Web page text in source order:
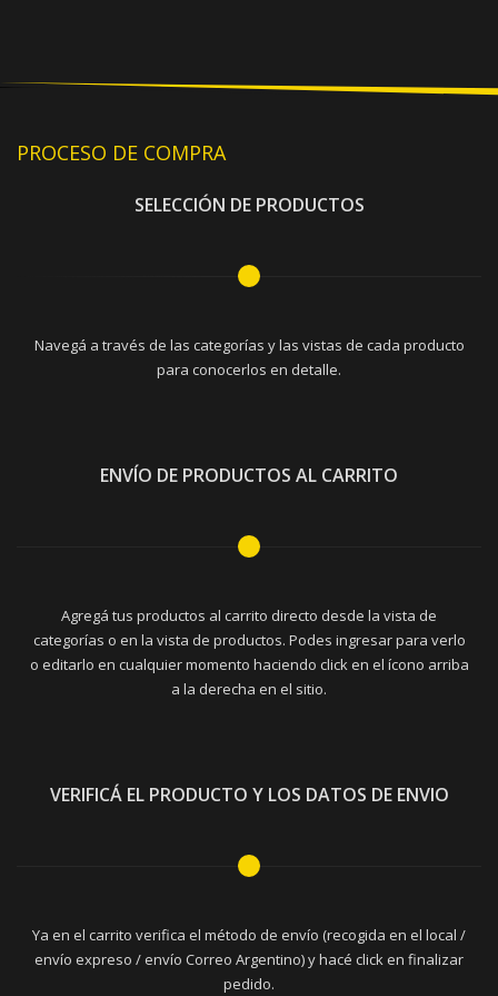
PROCESO DE COMPRA
SELECCIÓN DE PRODUCTOS
Navegá a través de las categorías y las vistas de cada producto
para conocerlos en detalle.
ENVÍO DE PRODUCTOS AL CARRITO
Agregá tus productos al carrito directo desde la vista de
categorías o en la vista de productos. Podes ingresar para verlo
o editarlo en cualquier momento haciendo click en el ícono arriba
a la derecha en el sitio.
VERIFICÁ EL PRODUCTO Y LOS DATOS DE ENVIO
Ya en el carrito verifica el método de envío (recogida en el local /
envío expreso / envío Correo Argentino) y hacé click en finalizar
pedido.